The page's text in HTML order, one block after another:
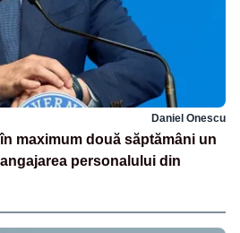
Daniel Onescu
maximum două săptămâni un
personalului din